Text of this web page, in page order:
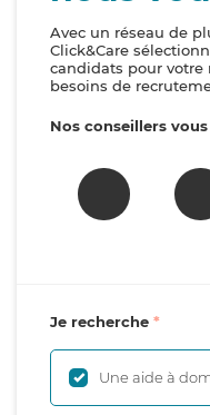
Avec un réseau de
Click&Care
candidats pour
besoins de
Nos conseillers
Je recherche
Une aide à